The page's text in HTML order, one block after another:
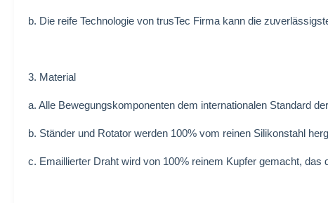
b. Die reife Technologie von trusTec Firma kann die
3. Material
a. Alle Bewegungskomponenten dem internationalen Standard
b. Ständer und Rotator werden 100% vom reinen Silikonstahl
c. Emaillierter Draht wird von 100% reinem Kupfer gemacht, das